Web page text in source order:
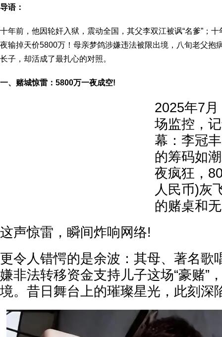
导语：
十年前，他因轮奸入狱，震动全国，其父李双江被讽“名爹”；
夜输掉天价5800万！母亲梦鸽涉嫌违法被限出境，八旬老父抱
长子，却活成了最扎心的对照。
一、赌城惊雷：5800万一夜成空!
2025年7
场监控，
幕：李冠
的筹码如
夜疯狂，
人民币)灰
的赌桌和
这声惊雷，瞬间炸响网络!
更令人错愕的是余波：其母、著名歌
嫌非法转移资金支持儿子这场“豪赌”
境。昔日舞台上的璀璨星光，此刻深